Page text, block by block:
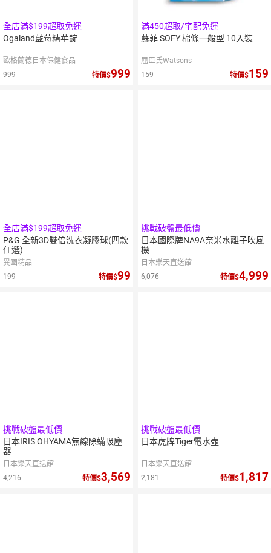
全店滿$199超取免運
Ogaland藍莓精華錠
歐格蘭德日本保健食品
999
特價 999
滿450超取/宅配免運
蘇菲 SOFY 棉條一般型 10入裝
屈臣氏Watsons
159
特價 159
全店滿$199超取免運
P&G 全新3D雙倍洗衣凝膠球(四款
任選)
異國精品
199
特價 99
挑戰破盤最低價
日本國際牌NA9A奈米水離子吹風
機
日本樂天直送館
6,076
特價 4,999
挑戰破盤最低價
日本IRIS OHYAMA無線除蟎吸塵
器
日本樂天直送館
4,216
特價 3,569
挑戰破盤最低價
日本虎牌Tiger電水壺
日本樂天直送館
2,181
特價 1,817